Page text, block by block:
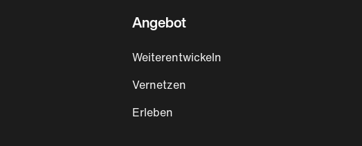
Angebot
Weiterentwickeln
Vernetzen
Erleben